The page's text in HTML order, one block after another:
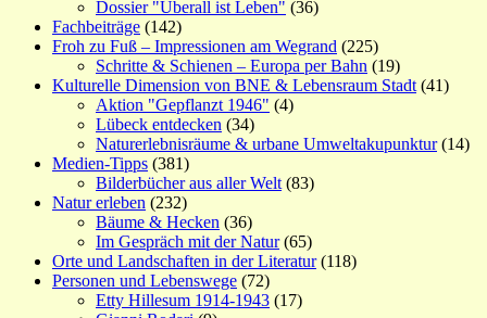
Dossier "Überall ist Leben" (36)
Fachbeiträge (142)
Froh zu Fuß – Impressionen am Wegrand (225)
Schritte & Schienen – Europa per Bahn (19)
Kulturelle Dimension von BNE & Lebensraum Stadt (41)
Aktion "Gepflanzt 1946" (4)
Lübeck entdecken (34)
Naturerlebnisräume & urbane Umweltakupunktur(14)
Medien-Tipps (381)
Bilderbücher aus aller Welt (83)
Natur erleben (232)
Bäume & Hecken (36)
Im Gespräch mit der Natur(65)
Orte und Landschaften in der Literatur(118)
Personen und Lebenswege (72)
Etty Hillesum 1914-1943 (17)